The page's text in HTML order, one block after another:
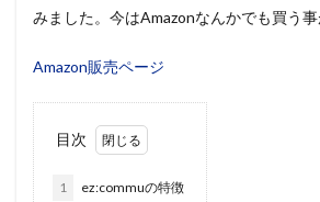
みました。今はAmazonなんかでも買う事
Amazon販売ページ
目次
1 ez:commuの特徴